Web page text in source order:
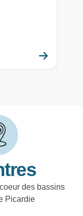
des bassins
Picardie